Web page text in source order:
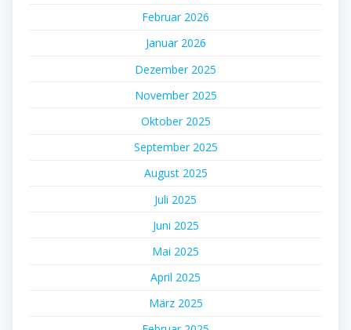
Februar 2026
Januar 2026
Dezember 2025
November 2025
Oktober 2025
September 2025
August 2025
Juli 2025
Juni 2025
Mai 2025
April 2025
März 2025